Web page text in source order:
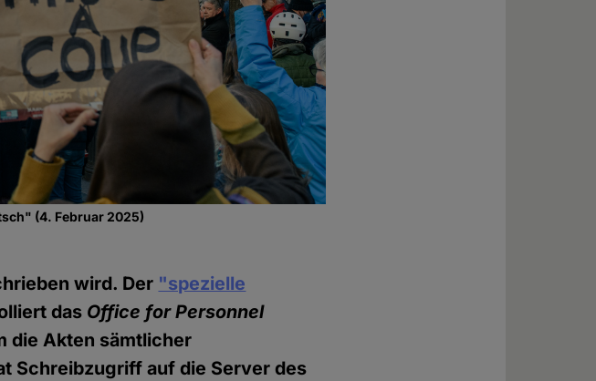
(4. Februar 2025)
wird. Der "spezielle
das Office for Personnel
die Akten sämtlicher
Schreibzugriff auf die Server des